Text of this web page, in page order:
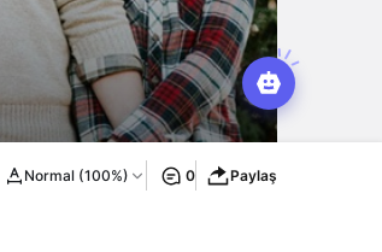
Normal (100%) 0 Paylaş